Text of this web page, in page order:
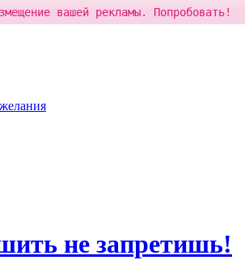
не запретишь!
вашей рекламы. Попробовать!